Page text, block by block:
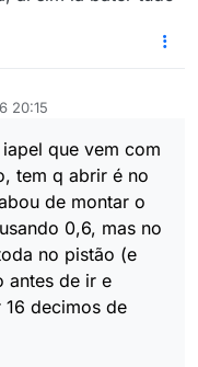
20:15
que vem com
tem q abrir é no
de montar o
0,6, mas no
no pistão (e
antes de ir e
decimos de